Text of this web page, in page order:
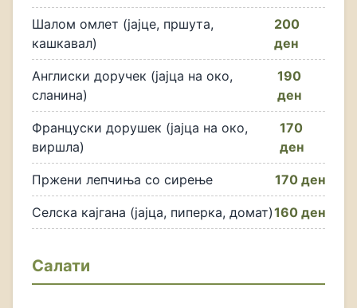
Шалом омлет (јајце, пршута,
кашкавал)
200
ден
Англиски доручек (јајца на око,
сланина)
190
ден
Француски дорушек (јајца на око,
виршла)
170
ден
Пржени лепчиња со сирење 170 ден
Селска кајгана (јајца, пиперка, домат)160 ден
Салати